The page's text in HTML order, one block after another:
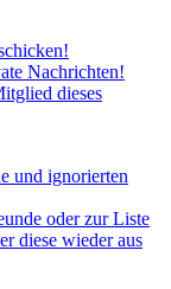
Nachrichten!
dieses
und ignorierten
oder zur Liste
diese wieder aus